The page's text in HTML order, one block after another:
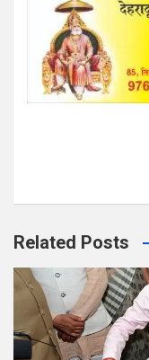
Related Posts